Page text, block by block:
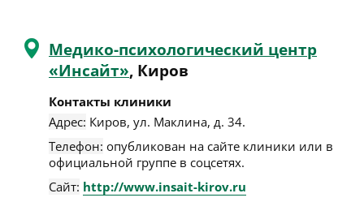
Медико-психологический центр
«Инсайт», Киров
Контакты клиники
Адрес: Киров, ул. Маклина, д. 34.
Телефон: опубликован на сайте клиники или в
официальной группе в соцсетях.
Сайт: http://www.insait-kirov.ru